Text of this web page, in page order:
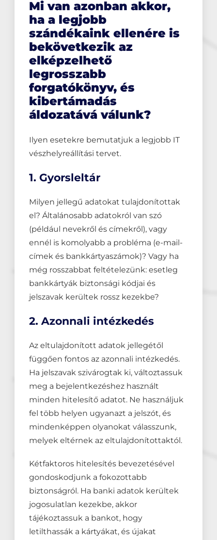
Mi van azonban akkor,
ha a legjobb
szándékaink ellenére is
bekövetkezik az
elképzelhető
legrosszabb
forgatókönyv, és
kibertámadás
áldozatává válunk?
Ilyen esetekre bemutatjuk a legjobb IT
vészhelyreállítási tervet.
1. Gyorsleltár
Milyen jellegű adatokat tulajdonítottak
el? Általánosabb adatokról van szó
(például nevekről és címekről), vagy
ennél is komolyabb a probléma (e-mail-
címek és bankkártyaszámok)? Vagy ha
még rosszabbat feltételezünk: esetleg
bankkártyák biztonsági kódjai és
jelszavak kerültek rossz kezekbe?
2. Azonnali intézkedés
Az eltulajdonított adatok jellegétől
függően fontos az azonnali intézkedés.
Ha jelszavak szivárogtak ki, változtassuk
meg a bejelentkezéshez használt
minden hitelesítő adatot. Ne használjuk
fel több helyen ugyanazt a jelszót, és
mindenképpen olyanokat válasszunk,
melyek eltérnek az eltulajdonítottaktól.
Kétfaktoros hitelesítés bevezetésével
gondoskodjunk a fokozottabb
biztonságról. Ha banki adatok kerültek
jogosulatlan kezekbe, akkor
tájékoztassuk a bankot, hogy
letilthassák a kártyákat, és újakat